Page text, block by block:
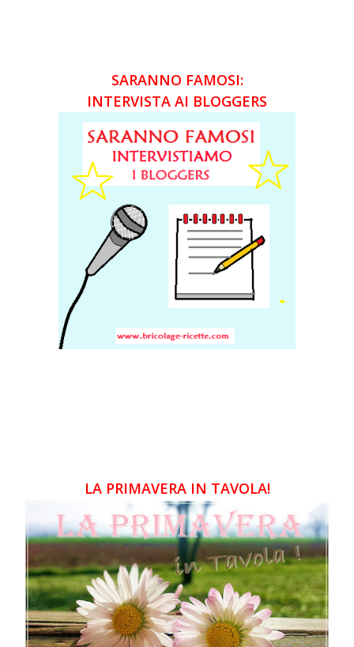
SARANNO FAMOSI:
INTERVISTA AI BLOGGERS
LA PRIMAVERA IN TAVOLA!